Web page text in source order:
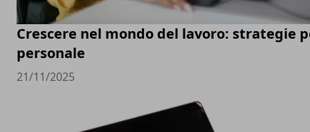
Crescere nel mondo del lavoro: strategie
personale
21/11/2025